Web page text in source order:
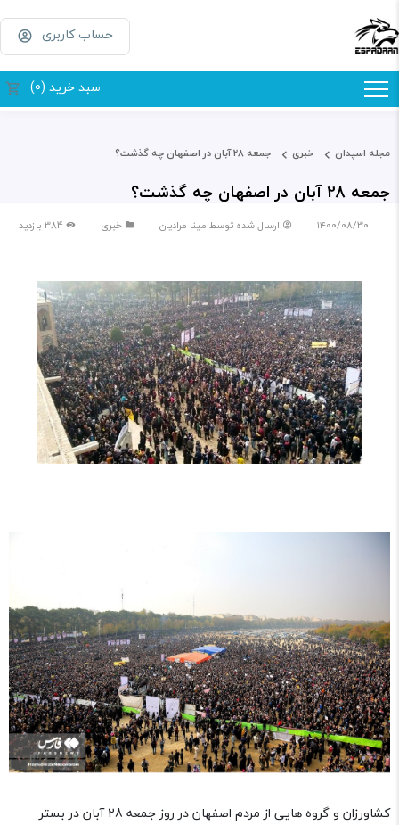
حساب کاربری
سبد خرید (0)
مجله اسپدان خبری جمعه 28 آبان در اصفهان چه گذشت؟
جمعه 28 آبان در اصفهان چه گذشت؟
۱۴۰۰/۰۸/۳۰ ارسال شده توسط مینا مرادیان خبری
کشاورزان و گروه هایی از مردم اصفهان در روز جمعه 28 آبان در بستر